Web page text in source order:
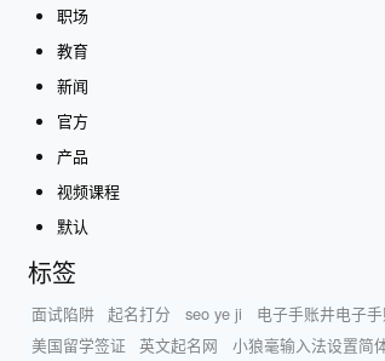
职场
教育
新闻
官方
产品
视频课程
默认
标签
面试陷阱 起名打分 seo ye ji
电子手账井电子
美国留学签证
英文起名网
小狼毫输入法设置简